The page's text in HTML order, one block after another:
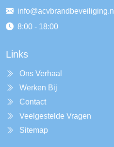
info@acvbrandbeveiliging.nl
8:00 - 18:00
Links
Ons Verhaal
Werken Bij
Contact
Veelgestelde Vragen
Sitemap